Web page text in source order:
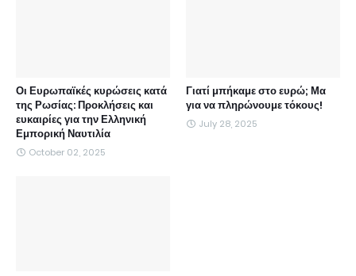
Οι Ευρωπαϊκές κυρώσεις κατά
της Ρωσίας: Προκλήσεις και
ευκαιρίες για την Ελληνική
Εμπορική Ναυτιλία
October 02, 2025
Γιατί μπήκαμε στο ευρώ; Μα
για να πληρώνουμε τόκους!
July 28, 2025